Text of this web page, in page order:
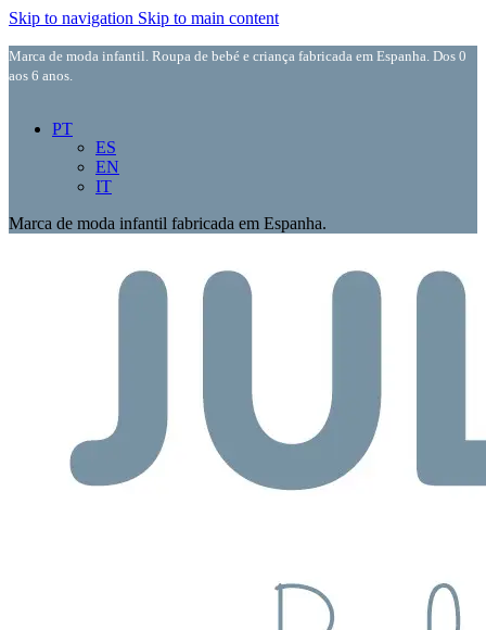
Skip to navigation Skip to main content
Marca de moda infantil. Roupa de bebé e criança fabricada em Espanha. Dos 0
aos 6 anos.
PT
ES
EN
IT
Marca de moda infantil fabricada em Espanha.